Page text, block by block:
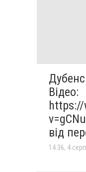
Відео:
від
14:36, 4